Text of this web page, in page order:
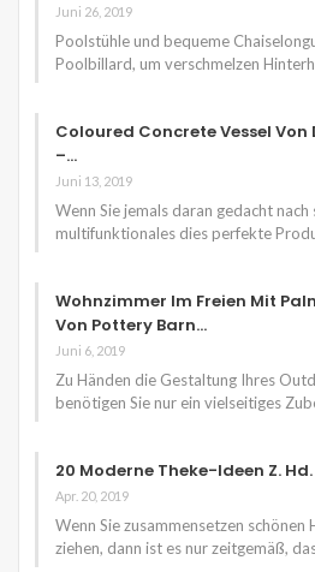
Juni 26, 2019
Poolstühle und bequeme
Poolbillard, um verschmelzen
Coloured Concrete Vessel
–…
Juni 13, 2019
Wenn Sie jemals daran gedacht nach
multifunktionales dies perfekte
Wohnzimmer Im Freien Mit
Von Pottery Barn…
Juni 6, 2019
Zu Händen die Gestaltung Ihres
benötigen Sie nur ein vielseitiges
20 Moderne Theke-Ideen Z.
Apr. 20, 2019
Wenn Sie zusammensetzen schönen
ziehen, dann ist es nur zeitgemäß,